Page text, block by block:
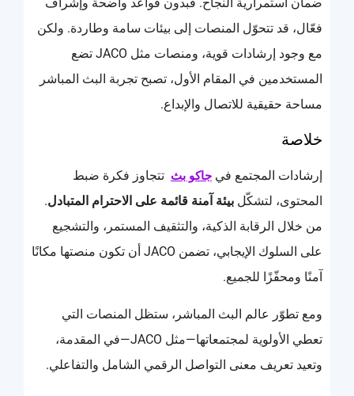
فعّال، قد تتحوّل المنصات إلى بيئات سامة وطاردة. ولكن
مع وجود إرشادات قوية، ومنصات مثل JACO تضع
المستخدمين في المقام الأول، تصبح تجربة البث المباشر
مساحة حقيقية للاتصال والإبداع.
خلاصة
إرشادات المجتمع في جاكو بث تتجاوز فكرة ضبط
المحتوى، لتشكّل بيئة آمنة قائمة على الاحترام المتبادل.
من خلال الرقابة الذكية، والتثقيف المستمر، والتشجيع
على السلوك الإيجابي، تضمن JACO أن تكون منصتها مكانًا
آمنًا ومحفّزًا للجميع.
ومع تطوّر عالم البث المباشر، ستظل المنصات التي
تعطي الأولوية لمجتمعاتها—مثل JACO—في المقدمة،
وتعيد تعريف معنى التواصل الرقمي الشامل والتفاعلي.